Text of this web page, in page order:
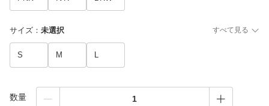
サイズ ： 未選択 すべて見る
S M L
数量